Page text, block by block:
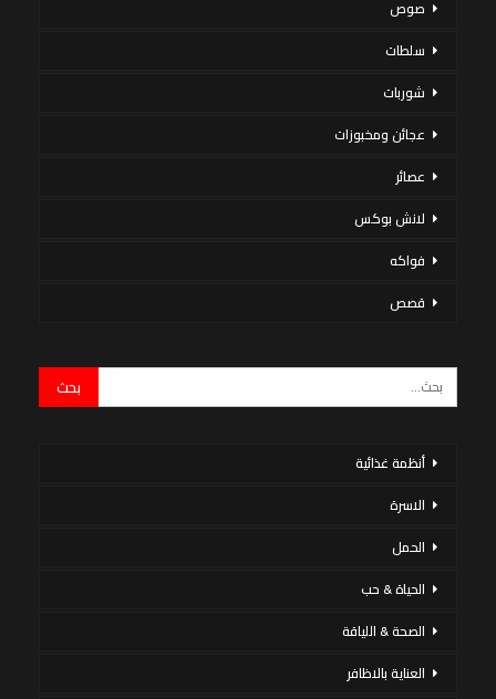
صوص
سلطات
شوربات
عجائن ومخبوزات
عصائر
لانش بوكس
فواكه
قصص
أنظمة غذائية
الاسرة
الحمل
الحياة & حب
الصحة & اللياقة
العناية بالاظافر